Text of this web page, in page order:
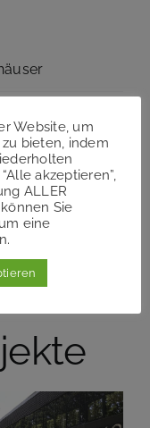
TumblrPinterest
Website, um
bieten, indem
akzeptieren”,
ALLER
Sie
eine